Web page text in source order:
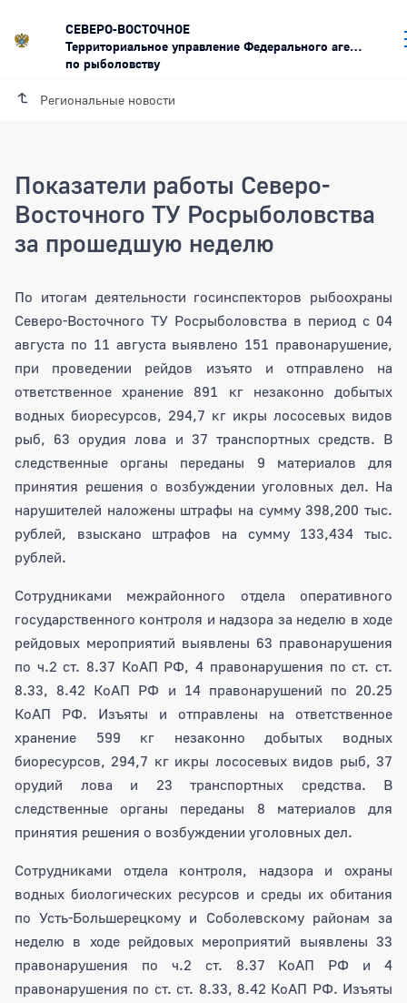
СЕВЕРО-ВОСТОЧНОЕ
Территориальное управление Федерального агентства
по рыболовству
Региональные новости
Показатели работы Северо-
Восточного ТУ Росрыболовства
за прошедшую неделю
Показатели работы Северо-
По итогам деятельности госинспекторов рыбоохраны
Северо-Восточного ТУ Росрыболовства в период с 04
августа по 11 августа выявлено 151 правонарушение,
при проведении рейдов изъято и отправлено на
ответственное хранение 891 кг незаконно добытых
водных биоресурсов, 294,7 кг икры лососевых видов
рыб, 63 орудия лова и 37 транспортных средств. В
следственные органы переданы 9 материалов для
принятия решения о возбуждении уголовных дел. На
нарушителей наложены штрафы на сумму 398,200 тыс.
рублей, взыскано штрафов на сумму 133,434 тыс.
рублей.
Сотрудниками межрайонного отдела оперативного
государственного контроля и надзора за неделю в ходе
рейдовых мероприятий выявлены 63 правонарушения
по ч.2 ст. 8.37 КоАП РФ, 4 правонарушения по ст. ст.
8.33, 8.42 КоАП РФ и 14 правонарушений по 20.25
КоАП РФ. Изъяты и отправлены на ответственное
хранение 599 кг незаконно добытых водных
биоресурсов, 294,7 кг икры лососевых видов рыб, 37
орудий лова и 23 транспортных средства. В
следственные органы переданы 8 материалов для
принятия решения о возбуждении уголовных дел.
Сотрудниками отдела контроля, надзора и охраны
водных биологических ресурсов и среды их обитания
по Усть-Большерецкому и Соболевскому районам за
неделю в ходе рейдовых мероприятий выявлены 33
правонарушения по ч.2 ст. 8.37 КоАП РФ и 4
правонарушения по ст. ст. 8.33, 8.42 КоАП РФ. Изъяты